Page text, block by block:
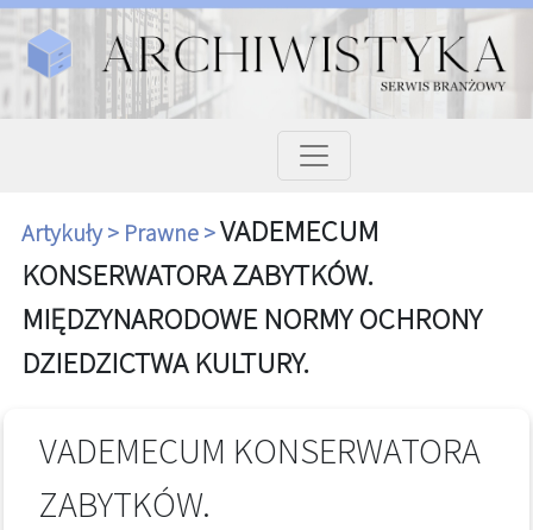
Artykuły > Prawne >VADEMECUM
KONSERWATORA ZABYTKÓW.
MIĘDZYNARODOWE NORMY OCHRONY
DZIEDZICTWA KULTURY.
VADEMECUM KONSERWATORA
ZABYTKÓW.